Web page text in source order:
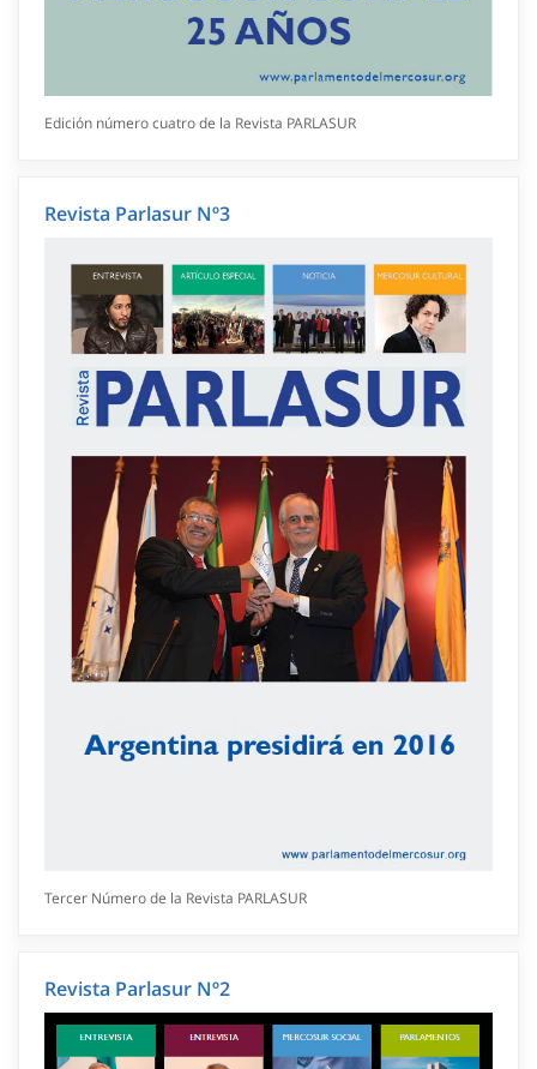
Edición número cuatro de la Revista PARLASUR
Revista Parlasur Nº3
Tercer Número de la Revista PARLASUR
Revista Parlasur Nº2